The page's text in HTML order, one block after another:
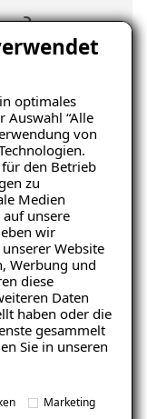
optimales
Auswahl “Alle
von
den Betrieb
zu
Medien
unsere
wir
Website
Werbung und
diese
Daten
haben oder die
gesammelt
Sie in unseren
Marketing